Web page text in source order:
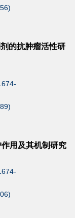
)
的抗肿瘤活性研
)
用及其机制研究
)